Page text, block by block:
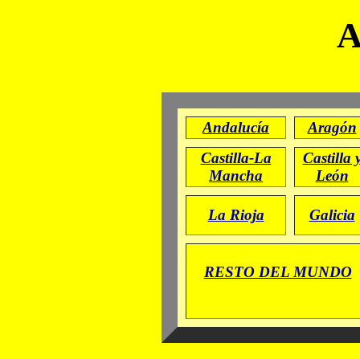
Andalucía
Aragón
Castilla-La
Mancha
Castilla
León
La Rioja Galicia
RESTO DEL MUNDO